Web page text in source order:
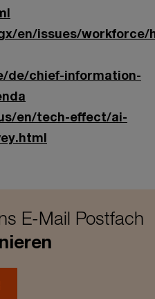
en/issues/workforce/
de/chief-information-
en/tech-effect/ai-
E-Mail Postfach